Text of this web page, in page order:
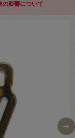
の影響について